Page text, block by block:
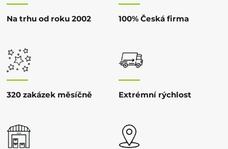
Na trhu od roku 2002 100% Česká firma
320 zakázek měsíčně Extrémní rýchlost